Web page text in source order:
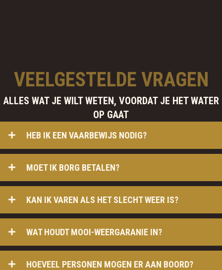
VEELGESTELDE VRAGEN
ALLES WAT JE WILT WETEN, VOORDAT JE HET WATER
OP GAAT
HEB IK EEN VAARBEWIJS NODIG?
MOET IK BORG BETALEN?
KAN IK VAREN ALS HET SLECHT WEER IS?
WAT HOUDT MOOI-WEERGARANIE IN?
HOEVEEL PERSONEN MOGEN ER AAN BOORD?